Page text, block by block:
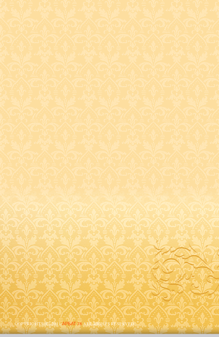
COPYRIGHTS (C) 2011АРБАТ 38 ALL RIGHTS RESERVED.